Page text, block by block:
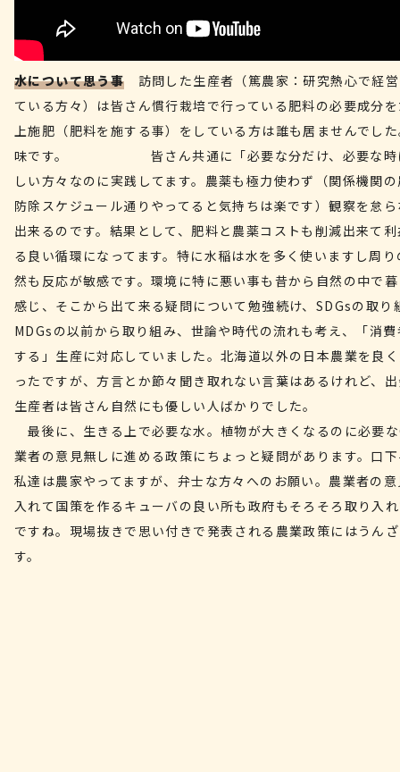
水について思う事 訪問した生産者（篤農家：研究熱心で経
ている方々）は皆さん慣行栽培で行っている肥料の必要成分
上施肥（肥料を施する事）をしている方は誰も居ませんでし
味です。 皆さん共通に「必要な分だけ、必要な時
しい方々なのに実践してます。農薬も極力使わず（関係機関
防除スケジュール通りやってると気持ちは楽です）観察を怠
出来るのです。結果として、肥料と農薬コストも削減出来て
る良い循環になってます。特に水稲は水を多く使いますし周
然も反応が敏感です。環境に特に悪い事も昔から自然の中で
感じ、そこから出て来る疑問について勉強続け、SDGsの取り
MDGsの以前から取り組み、世論や時代の流れも考え、「消
する」生産に対応していました。北海道以外の日本農業を良
ったですが、方言とか節々聞き取れない言葉はあるけれど、
生産者は皆さん自然にも優しい人ばかりでした。
最後に、生きる上で必要な水。植物が大きくなるのに必要
業者の意見無しに進める政策にちょっと疑問があります。口
私達は農家やってますが、弁士な方々へのお願い。農業者の
入れて国策を作るキューバの良い所も政府もそろそろ取り入
ですね。現場抜きで思い付きで発表される農業政策にはうん
す。